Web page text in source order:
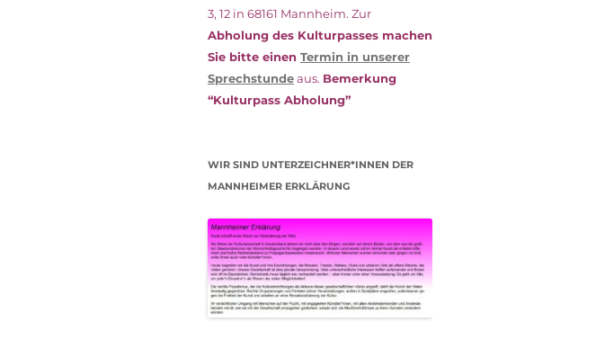
3, 12 in 68161 Mannheim. Zur
Abholung des Kulturpasses machen
Sie bitte einen Termin in unserer
Sprechstundeaus. Bemerkung
“Kulturpass Abholung”
WIR SIND UNTERZEICHNER*INNEN DER
MANNHEIMER ERKLÄRUNG